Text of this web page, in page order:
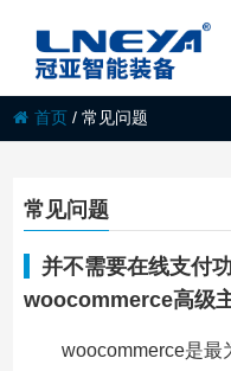
首页 /常见问题
常见问题
并不需要在线支付
woocommerce高级
woocommerce是最